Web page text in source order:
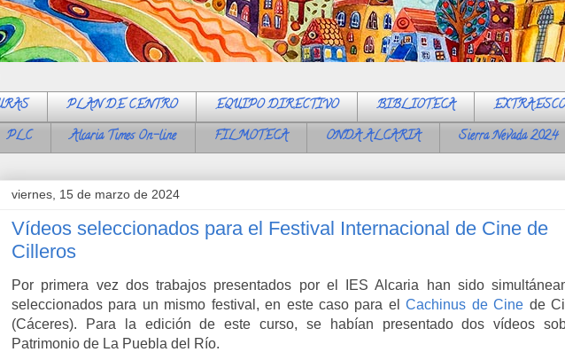
PLAN DE CENTRO EQUIPO DIRECTIVO BIBLIOTECA
PLC Alcaria Times On-line FILMOTECA ONDA ALCARIA Sierra Nevada 2024
viernes, 15 de marzo de 2024
Vídeos seleccionados para el Festival Internacional de Cine de
Cilleros
Por primera vez dos trabajos presentados por el IES Alcaria han sido
seleccionados para un mismo festival, en este caso para elCachinus de Cine de
(Cáceres). Para la edición de este curso, se habían presentado dos vídeos
Patrimonio de La Puebla del Río.